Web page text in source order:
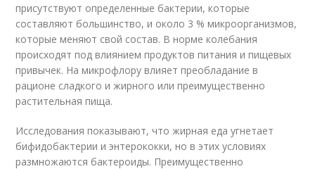
присутствуют определенные бактерии, которые
составляют большинство, и около 3 % микроорганизмов,
которые меняют свой состав. В норме колебания
происходят под влиянием продуктов питания и пищевых
привычек. На микрофлору влияет преобладание в
рационе сладкого и жирного или преимущественно
растительная пища.
Исследования показывают, что жирная еда угнетает
бифидобактерии и энтерококки, но в этих условиях
размножаются бактероиды. Преимущественно